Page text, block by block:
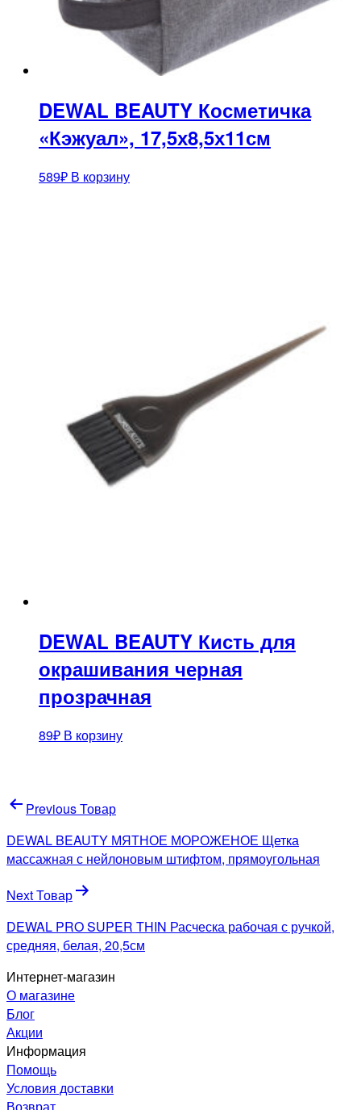
DEWAL BEAUTY Косметичка
«Кэжуал», 17,5х8,5х11см
589₽ В корзину
DEWAL BEAUTY Кисть для
окрашивания черная
прозрачная
89₽ В корзину
Навигация
по
записям
Previous Товар
DEWAL BEAUTY МЯТНОЕ МОРОЖЕНОЕ Щетка
массажная с нейлоновым штифтом, прямоугольная
Next Товар
DEWAL PRO SUPER THIN Расческа рабочая с ручкой,
средняя, белая, 20,5см
Интернет-магазин
О магазине
Блог
Акции
Информация
Помощь
Условия доставки